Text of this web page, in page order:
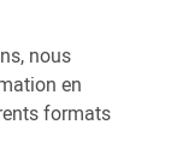
nous
en
formats